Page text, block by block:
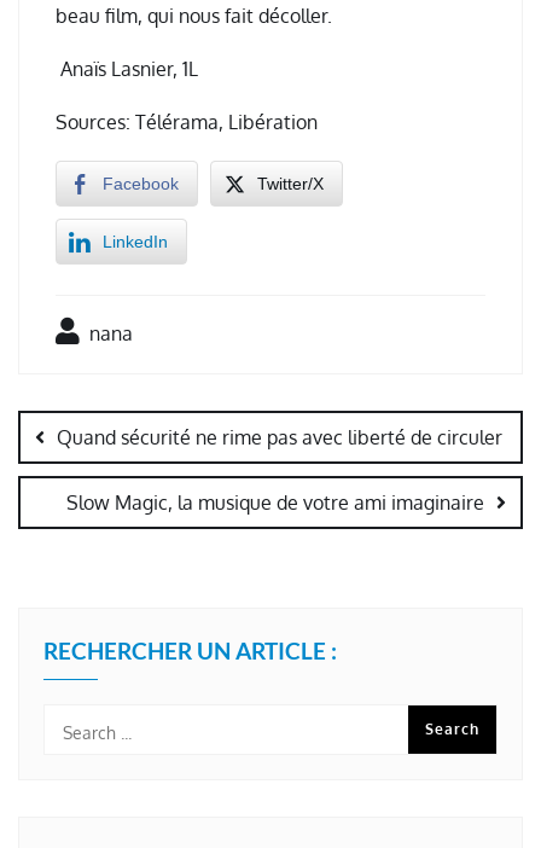
beau film, qui nous fait décoller.
Anaïs Lasnier, 1L
Sources: Télérama, Libération
Facebook Twitter/X
LinkedIn
nana
de
l’article
Quand sécurité ne rime pas avec liberté de circuler
Slow Magic, la musique de votre ami imaginaire
RECHERCHER UN ARTICLE :